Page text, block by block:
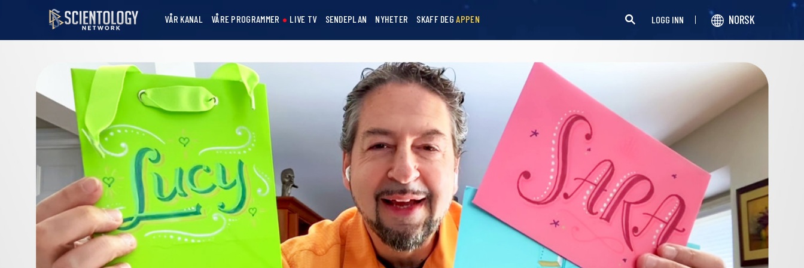
VÅR KANAL VÅRE PROGRAMMER LIVE TV SENDEPLAN NYHETER SKAFF DEGAPPEN LOGG INN NORSK